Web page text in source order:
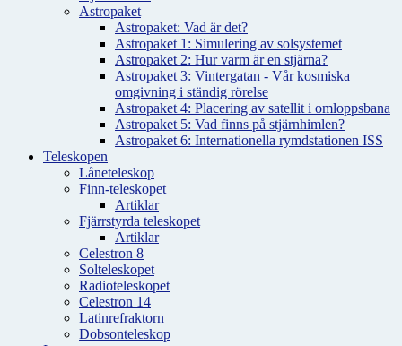
Astropaket
Astropaket: Vad är det?
Astropaket 1: Simulering av solsystemet
Astropaket 2: Hur varm är en stjärna?
Astropaket 3: Vintergatan - Vår kosmiska
omgivning i ständig rörelse
Astropaket 4: Placering av satellit i omloppsbana
Astropaket 5: Vad finns på stjärnhimlen?
Astropaket 6: Internationella rymdstationen ISS
Teleskopen
Låneteleskop
Finn-teleskopet
Artiklar
Fjärrstyrda teleskopet
Artiklar
Celestron 8
Solteleskopet
Radioteleskopet
Celestron 14
Latinrefraktorn
Dobsonteleskop